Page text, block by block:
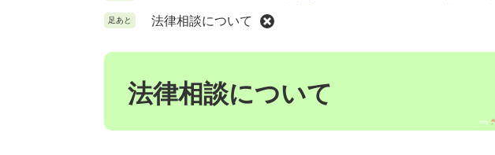
足あと 法律相談について
本
法律相談について